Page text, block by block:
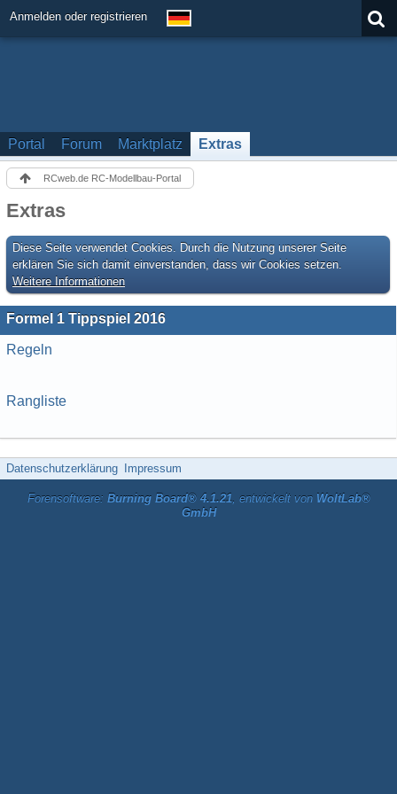
Anmelden oder registrieren
Portal Forum Marktplatz Extras
RCweb.de RC-Modellbau-Portal
Extras
Diese Seite verwendet Cookies. Durch die Nutzung unserer Seite
erklären Sie sich damit einverstanden, dass wir Cookies setzen.
Weitere Informationen
Formel 1 Tippspiel 2016
Regeln
Rangliste
Datenschutzerklärung Impressum
Forensoftware: Burning Board® 4.1.21, entwickelt von WoltLab®
GmbH